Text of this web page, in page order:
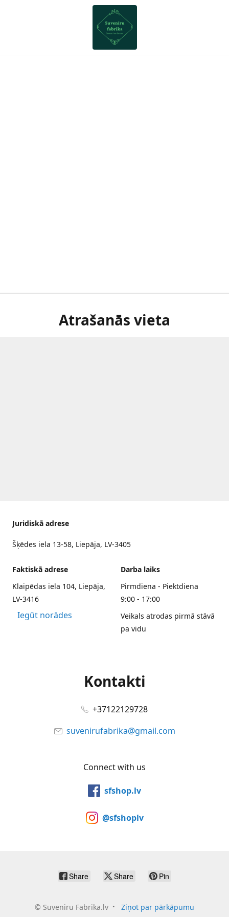
Atrašanās vieta
Juridiskā adrese
Šķēdes iela 13-58, Liepāja, LV-3405
Faktiskā adrese
Klaipēdas iela 104, Liepāja,
LV-3416
Iegūt norādes
Darba laiks
Pirmdiena - Piektdiena
9:00 - 17:00
Veikals atrodas pirmā stāvā
pa vidu
Kontakti
+37122129728
suvenirufabrika@gmail.com
Connect with us
sfshop.lv
@sfshoplv
Share Share Pin
© Suveniru Fabrika.lv Ziņot par pārkāpumu